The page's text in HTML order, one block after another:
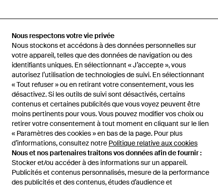
Nous respectons votre vie privée
Nous stockons et accédons à des données personnelles sur
votre appareil, telles que des données de navigation ou des
identifiants uniques. En sélectionnant « J’accepte », vous
autorisez l’utilisation de technologies de suivi. En sélectionnant
« Tout refuser » ou en retirant votre consentement, vous les
désactivez. Si les outils de suivi sont désactivés, certains
contenus et certaines publicités que vous voyez peuvent être
moins pertinents pour vous. Vous pouvez modifier vos choix ou
retirer votre consentement à tout moment en cliquant sur le lien
« Paramètres des cookies » en bas de la page. Pour plus
d’informations, consultez notre Politique relative aux cookies
Nous et nos partenaires traitons vos données afin de fournir :
Stocker et/ou accéder à des informations sur un appareil.
Publicités et contenus personnalisés, mesure de la performance
des publicités et des contenus, études d’audience et
Sac À Bandoulière Ursa En Cuir
Aide et infos